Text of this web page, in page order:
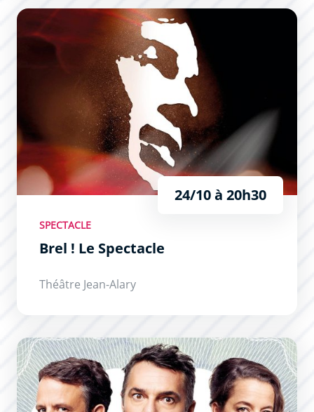
Brel ! Le Spectacle
24/10 à 20h30
SPECTACLE
Brel ! Le Spectacle
Théâtre Jean-Alary
Cochons d’Inde